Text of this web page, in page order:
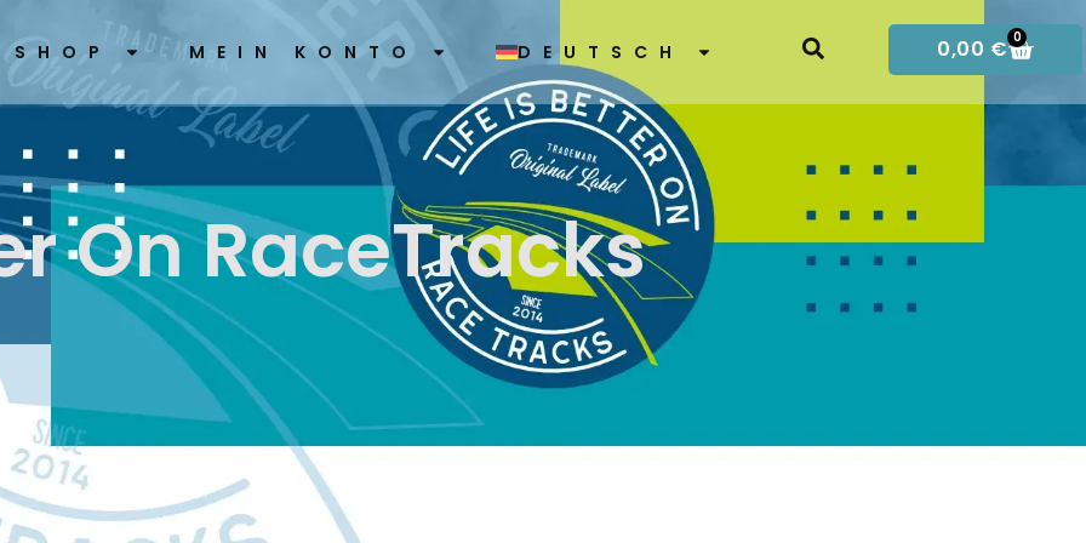
SHOP MEIN KONTO DEUTSCH 0,00 € 0
On RaceTracks